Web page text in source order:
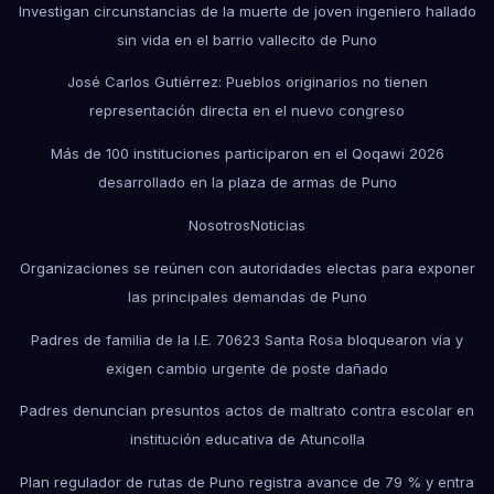
Investigan circunstancias de la muerte de joven ingeniero hallado
sin vida en el barrio vallecito de Puno
José Carlos Gutiérrez: Pueblos originarios no tienen
representación directa en el nuevo congreso
Más de 100 instituciones participaron en el Qoqawi 2026
desarrollado en la plaza de armas de Puno
NosotrosNoticias
Organizaciones se reúnen con autoridades electas para exponer
las principales demandas de Puno
Padres de familia de la I.E. 70623 Santa Rosa bloquearon vía y
exigen cambio urgente de poste dañado
Padres denuncian presuntos actos de maltrato contra escolar en
institución educativa de Atuncolla
Plan regulador de rutas de Puno registra avance de 79 % y entra